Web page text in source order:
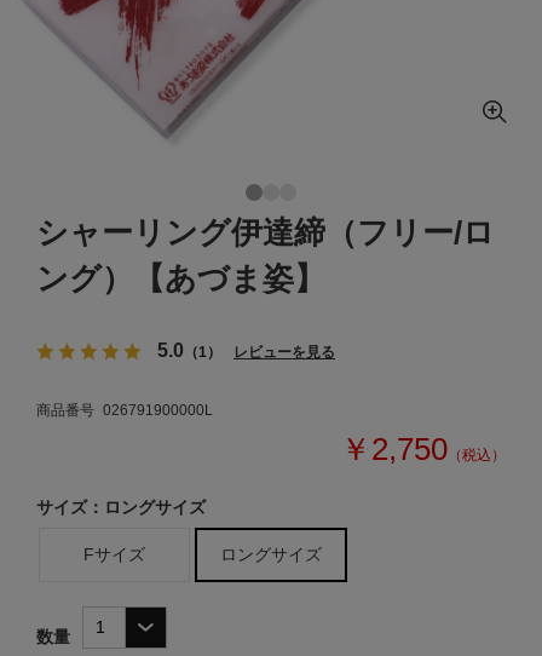
シャーリング伊達締（フリー/ロ
ング）【あづま姿】
5.0 （1） レビューを見る
商品番号 026791900000L
￥2,750 （税込）
サイズ：ロングサイズ
Fサイズ ロングサイズ
数量